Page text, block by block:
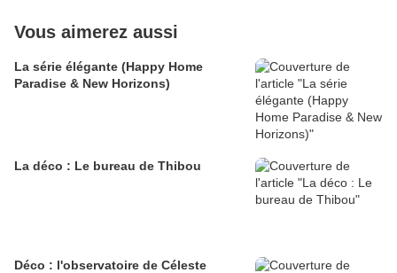
Vous aimerez aussi
La série élégante (Happy Home
Paradise & New Horizons)
La déco : Le bureau de Thibou
Déco : l'observatoire de Céleste